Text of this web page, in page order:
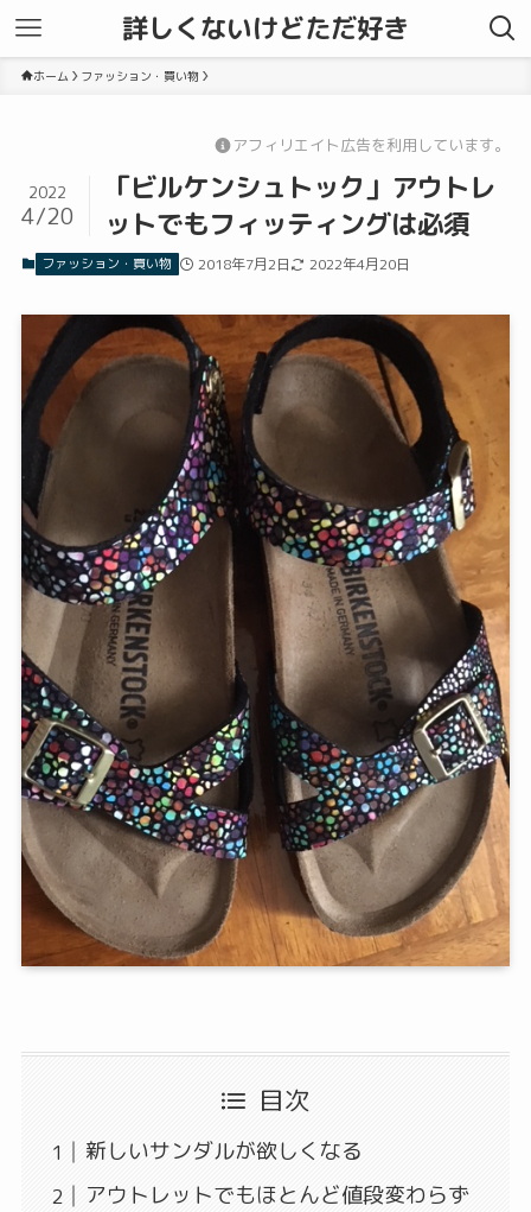
詳しくないけどただ好き
ホーム ファッション・買い物
アフィリエイト広告を利用しています。
「ビルケンシュトック」アウトレ
ットでもフィッティングは必須
2022
4/20
ファッション・買い物 2018年7月2日 2022年4月20日
目次
新しいサンダルが欲しくなる
アウトレットでもほとんど値段変わらず